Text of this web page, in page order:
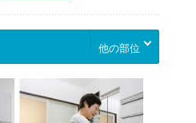
他の部位